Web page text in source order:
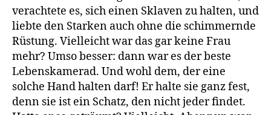
verachtete es, sich einen Sklaven zu halten, und
liebte den Starken auch ohne die schimmernde
Rüstung. Vielleicht war das gar keine Frau
mehr? Umso besser: dann war es der beste
Lebenskamerad. Und wohl dem, der eine
solche Hand halten darf! Er halte sie ganz fest,
denn sie ist ein Schatz, den nicht jeder findet.